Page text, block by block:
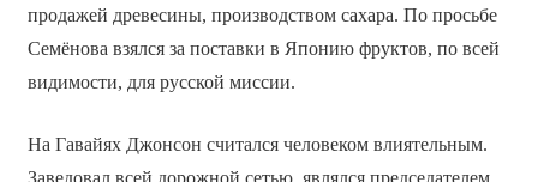
продажей древесины, производством сахара. По просьбе
Семёнова взялся за поставки в Японию фруктов, по всей
видимости, для русской миссии.
На Гавайях Джонсон считался человеком влиятельным.